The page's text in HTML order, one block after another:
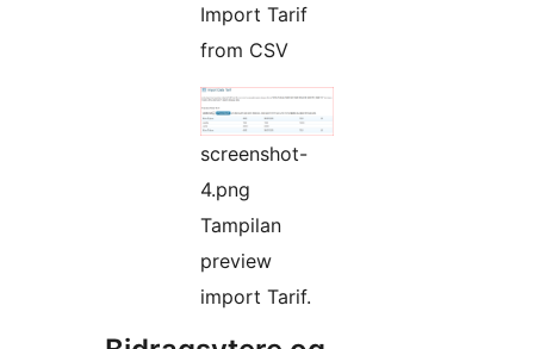
Import Tarif
from CSV
screenshot-
4.png
Tampilan
preview
import Tarif.